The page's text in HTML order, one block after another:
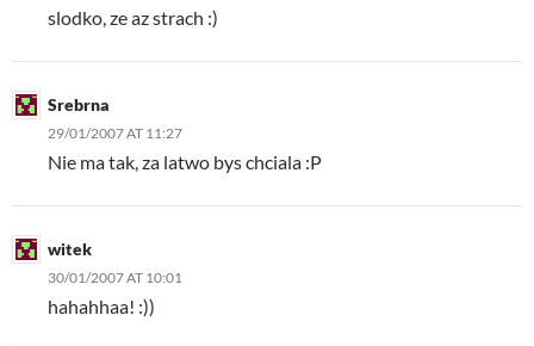
slodko, ze az strach :)
Srebrna
29/01/2007 AT 11:27
Nie ma tak, za latwo bys chciala :P
witek
30/01/2007 AT 10:01
hahahhaa! :))